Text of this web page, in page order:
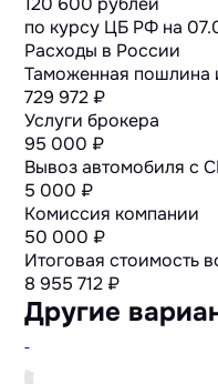
по курсу ЦБ РФ на
Расходы в России
Таможенная пошлина
729 972 ₽
Услуги брокера
95 000 ₽
Вывоз автомобиля с
5 000 ₽
Комиссия компании
50 000 ₽
Итоговая стоимость
8 955 712 ₽
Другие